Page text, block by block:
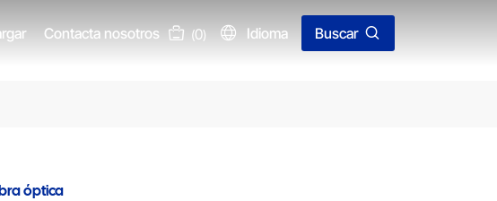
Contacta nosotros (0) Idioma Buscar
óptica